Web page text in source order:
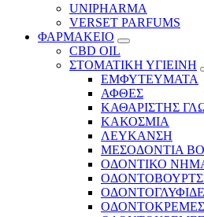
UNIPHARMA
VERSET PARFUMS
ΦΑΡΜΑΚΕΙΟ
CBD OIL
ΣΤΟΜΑΤΙΚΗ ΥΓΙΕΙΝΗ
ΕΜΦΥΤΕΥΜΑΤΑ
ΑΦΘΕΣ
ΚΑΘΑΡΙΣΤΗΣ
ΚΑΚΟΣΜΙΑ
ΛΕΥΚΑΝΣΗ
ΜΕΣΟΔΟΝΤΙΑ
ΟΔΟΝΤΙΚΟ
ΟΔΟΝΤΟΚΡΕΜΕΣ